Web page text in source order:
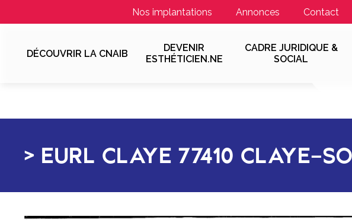
Nos implantations Annonces Contact
DÉCOUVRIR LA CNAIB
DEVENIR
ESTHÉTICIEN.NE
CADRE JURIDIQUE &
SOCIAL
EURL CLAYE 77410 CLAYE-